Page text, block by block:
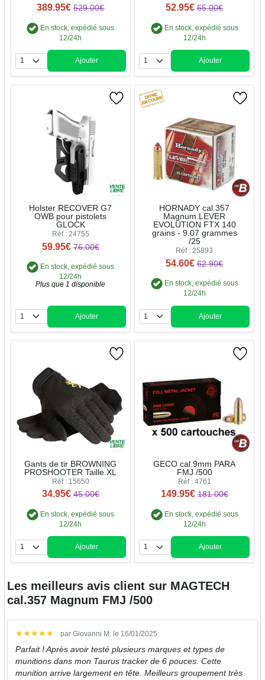
389.95€ 529.00€
En stock, expédié sous
12/24h
Quantité
Ajouter
52.95€ 65.00€
En stock, expédié sous
12/24h
Quantité
Ajouter
Holster RECOVER G7
OWB pour pistolets
GLOCK
Réf : 24755
59.95€ 76.00€
En stock, expédié sous
12/24h
Plus que 1 disponible
Quantité
Ajouter
HORNADY cal.357
Magnum LEVER
EVOLUTION FTX 140
grains - 9.07 grammes
/25
Réf : 25893
54.60€ 62.90€
En stock, expédié sous
12/24h
Quantité
Ajouter
Gants de tir BROWNING
PROSHOOTER Taille.XL
Réf : 15650
34.95€ 45.00€
En stock, expédié sous
12/24h
Quantité
Ajouter
GECO cal.9mm PARA
FMJ /500
Réf : 4761
149.95€ 181.00€
En stock, expédié sous
12/24h
Quantité
Ajouter
Les meilleurs avis client sur MAGTECH
cal.357 Magnum FMJ /500
★★★★★ par Giovanni M. le 16/01/2025
Parfait ! Après avoir testé plusieurs marques et types de
munitions dans mon Taurus tracker de 6 pouces. Cette
munition arrive largement en tête. Meilleurs groupement très